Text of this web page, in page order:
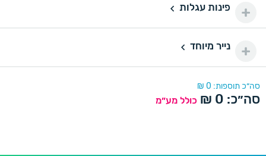
פינות עגלות
פינות עגלות
נייר מיוחדנייר מיוחד
סה״כ תוספות: 0
₪
סה״כ: 0
₪ כולל מע״מ